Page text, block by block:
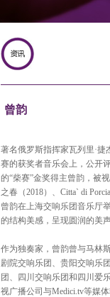
曾韵
著名俄罗斯指挥家瓦列里·捷
赛的获奖者音乐会上，公开
的“柴赛”金奖得主曾韵，被
之春（2018）、Citta` di
曾韵在上海交响乐团音乐厅
的结构美感，呈现圆润的美
作为独奏家，曾韵曾与马林
剧院交响乐团、贵阳交响乐
团、四川交响乐团和四川爱
视广播公司与Medici.tv等媒体